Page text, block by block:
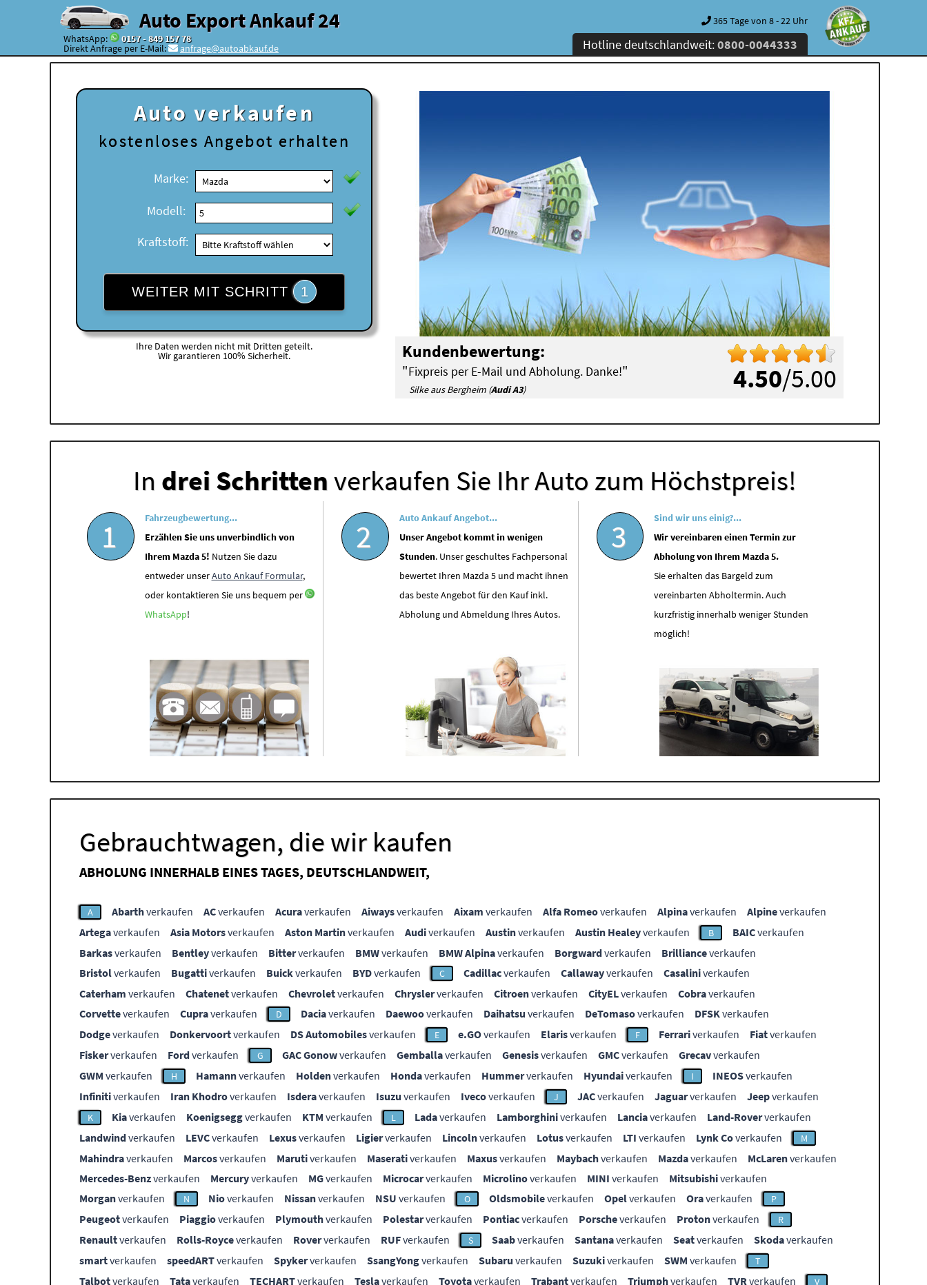
Auto Export Ankauf 24
WhatsApp: 0157 - 849 157 78
Direkt Anfrage per E-Mail: anfrage@autoabkauf.de
365 Tage von 8 - 22 Uhr
Hotline deutschlandweit:0800-0044333
Auto verkaufen
kostenloses Angebot erhalten
Marke:
Modell:
Kraftstoff:
WEITER MIT SCHRITT 1
Ihre Daten werden nicht mit Dritten geteilt.
Wir garantieren 100% Sicherheit.
4.50/5.00
Kundenbewertung:
"Fixpreis per E-Mail und Abholung. Danke!"
Silke aus Bergheim (Audi A3)
In drei Schrittenverkaufen Sie Ihr Auto zum Höchstpreis!
1
Fahrzeugbewertung...
Erzählen Sie uns unverbindlich von
Ihrem Mazda 5! Nutzen Sie dazu
entweder unserAuto Ankauf Formular,
oder kontaktieren Sie uns bequem per
WhatsApp!
2
Auto Ankauf Angebot...
Unser Angebot kommt in wenigen
Stunden. Unser geschultes Fachpersonal
bewertet Ihren Mazda 5 und macht ihnen
das beste Angebot für den Kauf inkl.
Abholung und Abmeldung Ihres Autos.
3
Sind wir uns einig?...
Wir vereinbaren einen Termin zur
Abholung von Ihrem Mazda 5.
Sie erhalten das Bargeld zum
vereinbarten Abholtermin. Auch
kurzfristig innerhalb weniger Stunden
möglich!
Gebrauchtwagen, die wir kaufen
ABHOLUNG INNERHALB EINES TAGES, DEUTSCHLANDWEIT,
A Abarthverkaufen ACverkaufen Acuraverkaufen Aiwaysverkaufen Aixam verkaufen Alfa Romeoverkaufen Alpinaverkaufen Alpineverkaufen
Artegaverkaufen Asia Motorsverkaufen Aston Martinverkaufen Audiverkaufen Austinverkaufen Austin Healeyverkaufen B BAICverkaufen
Barkasverkaufen Bentleyverkaufen Bitterverkaufen BMWverkaufen BMW Alpinaverkaufen Borgwardverkaufen Brillianceverkaufen
Bristolverkaufen Bugattiverkaufen Buickverkaufen BYDverkaufen C Cadillacverkaufen Callawayverkaufen Casaliniverkaufen
Caterham verkaufen Chatenetverkaufen Chevroletverkaufen Chryslerverkaufen Citroenverkaufen CityELverkaufen Cobraverkaufen
Corvetteverkaufen Cupraverkaufen D Daciaverkaufen Daewooverkaufen Daihatsu verkaufen DeTomasoverkaufen DFSKverkaufen
Dodgeverkaufen Donkervoortverkaufen DS Automobilesverkaufen E e.GOverkaufen Elarisverkaufen F Ferrariverkaufen Fiatverkaufen
Fiskerverkaufen Fordverkaufen G GAC Gonowverkaufen Gemballaverkaufen Genesisverkaufen GMCverkaufen Grecavverkaufen
GWM verkaufen H Hamannverkaufen Holdenverkaufen Hondaverkaufen Hummerverkaufen Hyundaiverkaufen I INEOSverkaufen
Infinitiverkaufen Iran Khodroverkaufen Isderaverkaufen Isuzu verkaufen Ivecoverkaufen J JACverkaufen Jaguarverkaufen Jeepverkaufen
K Kiaverkaufen Koenigseggverkaufen KTM verkaufen L Ladaverkaufen Lamborghiniverkaufen Lanciaverkaufen Land-Roververkaufen
Landwindverkaufen LEVCverkaufen Lexusverkaufen Ligierverkaufen Lincolnverkaufen Lotusverkaufen LTI verkaufen Lynk Coverkaufen M
Mahindraverkaufen Marcosverkaufen Marutiverkaufen Maserativerkaufen Maxusverkaufen Maybachverkaufen Mazdaverkaufen McLarenverkaufen
Mercedes-Benzverkaufen Mercuryverkaufen MGverkaufen Microcarverkaufen Microlinoverkaufen MINI verkaufen Mitsubishiverkaufen
Morganverkaufen N Nioverkaufen Nissanverkaufen NSU verkaufen O Oldsmobileverkaufen Opelverkaufen Oraverkaufen P
Peugeotverkaufen Piaggioverkaufen Plymouthverkaufen Polestarverkaufen Pontiacverkaufen Porscheverkaufen Protonverkaufen R
Renaultverkaufen Rolls-Royceverkaufen Roververkaufen RUFverkaufen S Saabverkaufen Santanaverkaufen Seatverkaufen Skodaverkaufen
smartverkaufen speedARTverkaufen Spykerverkaufen SsangYongverkaufen Subaru verkaufen Suzukiverkaufen SWM verkaufen T
Talbotverkaufen Tataverkaufen TECHARTverkaufen Teslaverkaufen Toyotaverkaufen Trabantverkaufen Triumphverkaufen TVRverkaufen V